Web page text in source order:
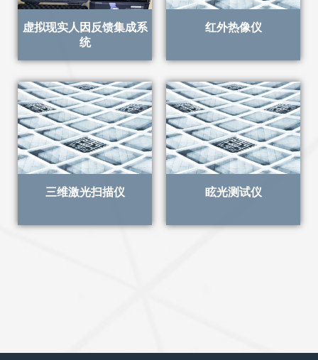
虚拟现实人因反馈集成系
统
红外热像仪
三维激光扫描仪 眩光测试仪